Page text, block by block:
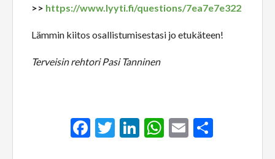
>> https://www.lyyti.fi/questions/7ea7e7e322
Lämmin kiitos osallistumisestasi jo etukäteen!
Terveisin rehtori Pasi Tanninen
Facebook
Twitter
LinkedIn
WhatsApp
Email